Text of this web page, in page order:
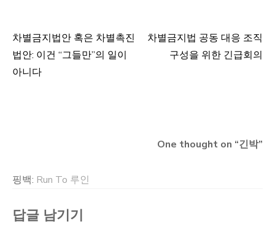
글
탐
차별금지법안 혹은 차별촉진
법안: 이건 “그들만”의 일이
아니다
차별금지법 공동 대응 조직
구성을 위한 긴급회의
One thought on “긴박”
핑백: Run To 루인
답글 남기기